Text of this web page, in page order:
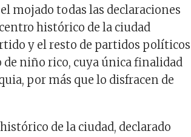
mojado todas las declaraciones
histórico de la ciudad
y el resto de partidos políticos
de niño rico, cuya única finalidad
por más que lo disfracen de
de la ciudad, declarado